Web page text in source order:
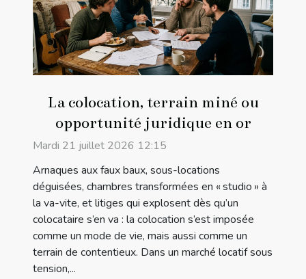
La colocation, terrain miné ou
opportunité juridique en or
Mardi 21 juillet 2026 12:15
Arnaques aux faux baux, sous-locations
déguisées, chambres transformées en « studio » à
la va-vite, et litiges qui explosent dès qu’un
colocataire s’en va : la colocation s’est imposée
comme un mode de vie, mais aussi comme un
terrain de contentieux. Dans un marché locatif sous
tension,...